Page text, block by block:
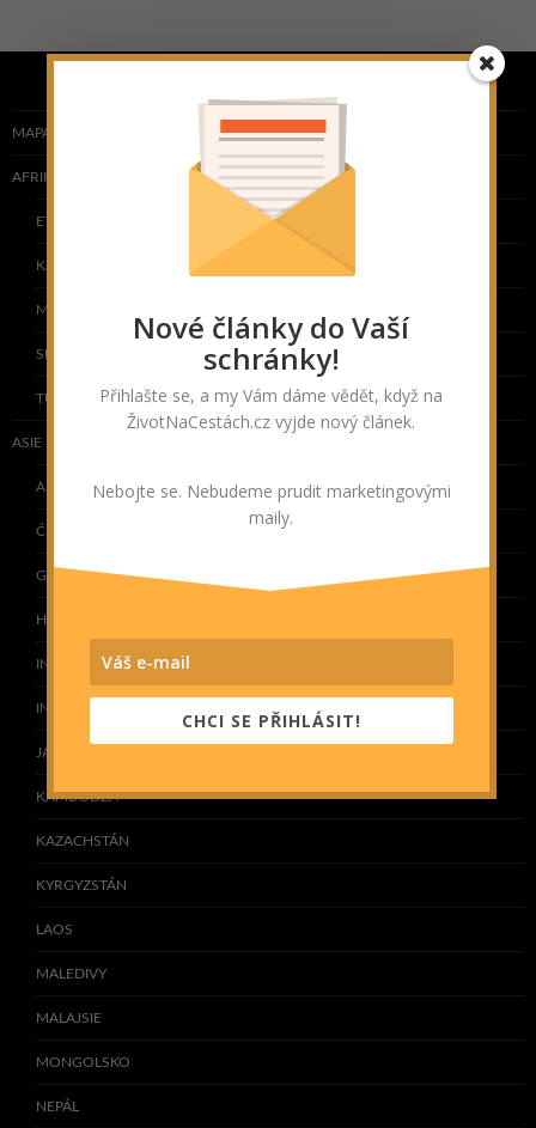
MAPA NAVŠTÍVENÝCH ZEMÍ
AFRIKA
ETIOPIE
KAPVERDY
MAROKO
SENEGAL
TUNISKO
ASIE
ARMÉNIE
ČÍNA
GRUZIE
HONG KONG
INDIE
INDONÉSIE
JAPONSKO
KAMBODŽA
KAZACHSTÁN
KYRGYZSTÁN
LAOS
MALEDIVY
MALAJSIE
MONGOLSKO
NEPÁL
Nové články do Vaší
schránky!
Přihlašte se, a my Vám dáme vědět, když na
ŽivotNaCestách.cz vyjde nový článek.
Nebojte se. Nebudeme prudit marketingovými
maily.
CHCI SE PŘIHLÁSIT!